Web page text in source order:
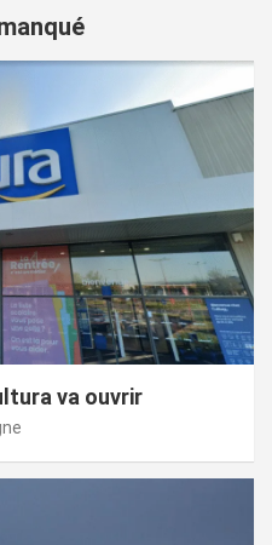
va ouvrir